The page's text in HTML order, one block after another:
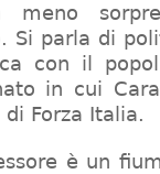
meno
Si parla di
con il
in cui
Forza Italia.
è un